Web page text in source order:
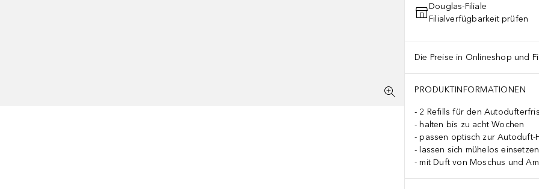
Douglas-Filiale
Filialverfügbarkeit prüfen
Die Preise in Onlineshop und
PRODUKTINFORMATIONEN
2 Refills für den
halten bis zu acht Wochen
passen optisch zur Autoduft-
lassen sich mühelos einsetzen
mit Duft von Moschus und